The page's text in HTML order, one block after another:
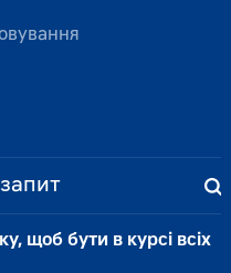
щоб бути в курсі всіх